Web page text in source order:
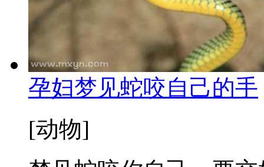
孕妇梦见蛇咬自己的手
[动物]